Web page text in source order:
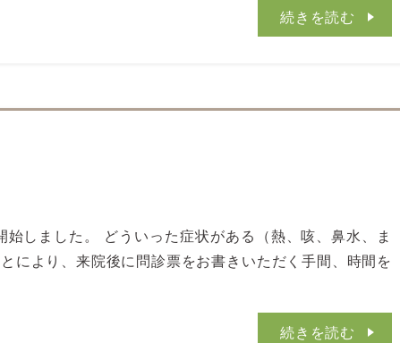
続きを読む
しました。 どういった症状がある（熱、咳、鼻水、ま
により、来院後に問診票をお書きいただく手間、時間を
続きを読む